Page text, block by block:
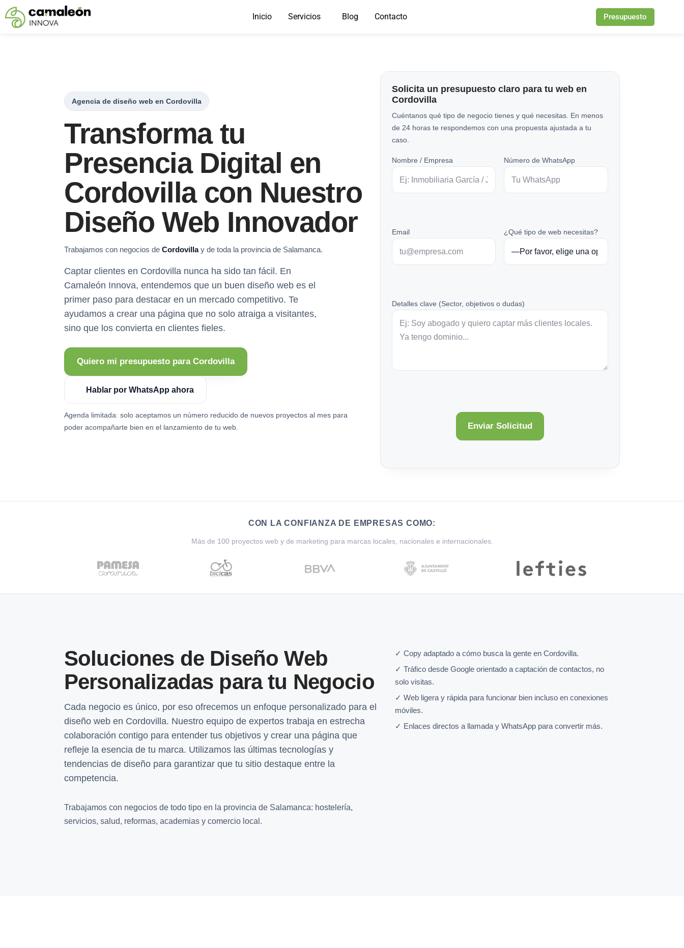
Saltar
Inicio Servicios Blog Contacto Presupuesto
Agencia de diseño web en Cordovilla
Transforma tu
Presencia Digital en
Cordovilla con Nuestro
Diseño Web Innovador
Trabajamos con negocios de Cordovillay de toda la provincia de Salamanca.
Captar clientes en Cordovilla nunca ha sido tan fácil. En
Camaleón Innova, entendemos que un buen diseño web es el
primer paso para destacar en un mercado competitivo. Te
ayudamos a crear una página que no solo atraiga a visitantes,
sino que los convierta en clientes fieles.
Quiero mi presupuesto para Cordovilla
Hablar por WhatsApp ahora
Agenda limitada: solo aceptamos un número reducido de nuevos proyectos al mes para
poder acompañarte bien en el lanzamiento de tu web.
Solicita un presupuesto claro para tu web en
Cordovilla
Cuéntanos qué tipo de negocio tienes y qué necesitas. En menos
de 24 horas te respondemos con una propuesta ajustada a tu
caso.
Nombre / Empresa Número de WhatsApp
Email ¿Qué tipo de web necesitas?
Detalles clave (Sector, objetivos o dudas)
CON LA CONFIANZA DE EMPRESAS COMO:
Más de 100 proyectos web y de marketing para marcas locales, nacionales e internacionales.
Soluciones de Diseño Web
Personalizadas para tu Negocio
Cada negocio es único, por eso ofrecemos un enfoque personalizado para el
diseño web en Cordovilla. Nuestro equipo de expertos trabaja en estrecha
colaboración contigo para entender tus objetivos y crear una página que
refleje la esencia de tu marca. Utilizamos las últimas tecnologías y
tendencias de diseño para garantizar que tu sitio destaque entre la
competencia.
Trabajamos con negocios de todo tipo en la provincia de Salamanca: hostelería,
servicios, salud, reformas, academias y comercio local.
✓ Copy adaptado a cómo busca la gente en Cordovilla.
✓ Tráfico desde Google orientado a captación de contactos, no
solo visitas.
✓ Web ligera y rápida para funcionar bien incluso en conexiones
móviles.
✓ Enlaces directos a llamada y WhatsApp para convertir más.